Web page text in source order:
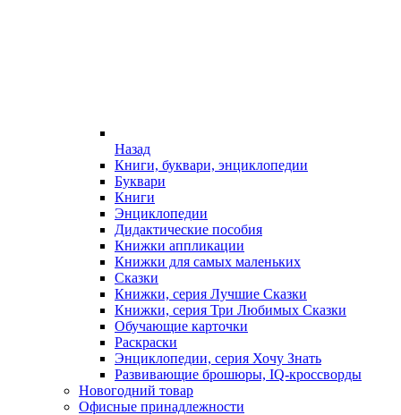
Назад
Книги, буквари, энциклопедии
Буквари
Книги
Энциклопедии
Дидактические пособия
Книжки аппликации
Книжки для самых маленьких
Сказки
Книжки, серия Лучшие Сказки
Книжки, серия Три Любимых Сказки
Обучающие карточки
Раскраски
Энциклопедии, серия Хочу Знать
Развивающие брошюры, IQ-кроссворды
Новогодний товар
Офисные принадлежности